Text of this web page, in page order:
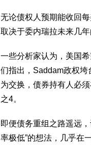
无论债权人预期能收回
取决于委内瑞拉未来几
一些分析家认为，美国
们指出，Saddam政权
为交换，债券持有人必
之4。
即便债务重组之路遥远
率极低”的想法，几乎在